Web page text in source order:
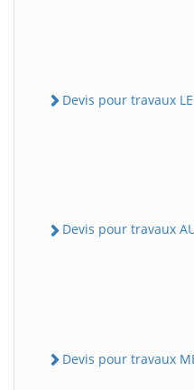
Devis pour travaux
Devis pour travaux
Devis pour travaux